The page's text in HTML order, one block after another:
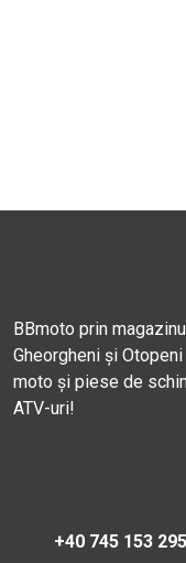
BBmoto prin
Gheorgheni și
moto și piese de
ATV-uri!
+40 745 153 295